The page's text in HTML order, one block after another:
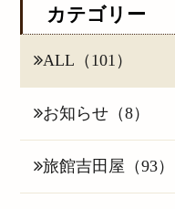
カテゴリー
ALL（101）
お知らせ（8）
旅館吉田屋（93）